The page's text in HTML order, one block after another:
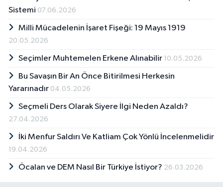
Sistemi 07.06.2026
Milli Mücadelenin İşaret Fişeği: 19 Mayıs 1919
20.05.2026
Seçimler Muhtemelen Erkene Alınabilir 10.05.2026
Bu Savaşın Bir An Önce Bitirilmesi Herkesin
Yararınadır 04.05.2026
Seçmeli Ders Olarak Siyere İlgi Neden Azaldı?
27.04.2026
İki Menfur Saldırı Ve Katliam Çok Yönlü İncelenmelidir
19.04.2026
Öcalan ve DEM Nasıl Bir Türkiye İstiyor? 26.03.2026